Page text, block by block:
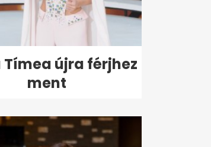
újra férjhez
ment